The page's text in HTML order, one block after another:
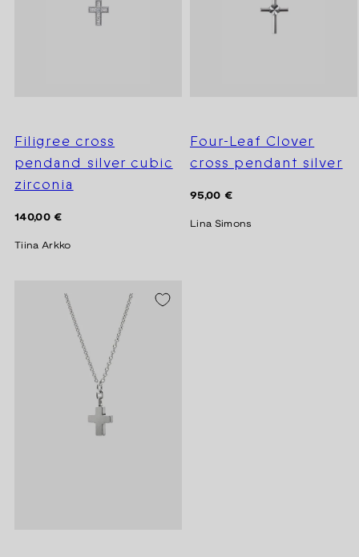
Filigree cross
pendand silver cubic
zirconia
Regular
140,00 €
Tiina Arkko
Four-Leaf Clover
cross pendant silver
Regular
95,00 €
Lina Simons